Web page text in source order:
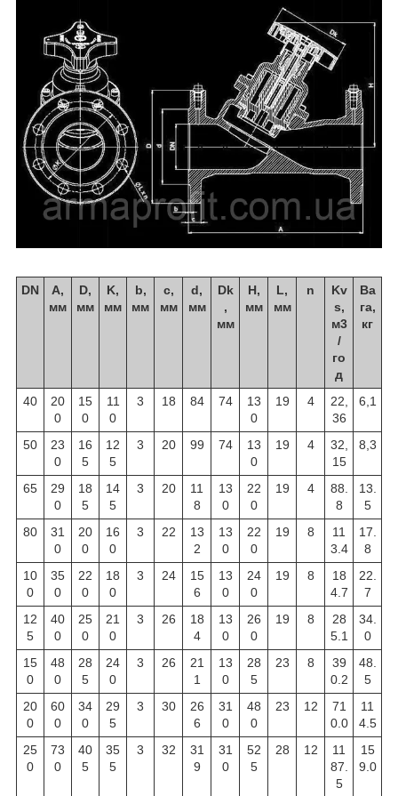
DN
A,
мм
D,
мм
K,
мм
b,
мм
c,
мм
d,
мм
Dk
,
мм
H,
мм
L,
мм
n
Kv
s,
м3
/
го
д
Ва
га,
кг
40
20
0
15
0
11
0
3 18 84 74
13
0
19 4
22,
36
6,1
50
23
0
16
5
12
5
3 20 99 74
13
0
19 4
32,
15
8,3
65
29
0
18
5
14
5
3 20
11
8
13
0
22
0
19 4
88.
8
13.
5
80
31
0
20
0
16
0
3 22
13
2
13
0
22
0
19 8
11
3.4
17.
8
10
0
35
0
22
0
18
0
3 24
15
6
13
0
24
0
19 8
18
4.7
22.
7
12
5
40
0
25
0
21
0
3 26
18
4
13
0
26
0
19 8
28
5.1
34.
0
15
0
48
0
28
5
24
0
3 26
21
1
13
0
28
5
23 8
39
0.2
48.
5
20
0
60
0
34
0
29
5
3 30
26
6
31
0
48
0
23 12
71
0.0
11
4.5
25
0
73
0
40
5
35
5
3 32
31
9
31
0
52
5
28 12
11
87.
5
15
9.0